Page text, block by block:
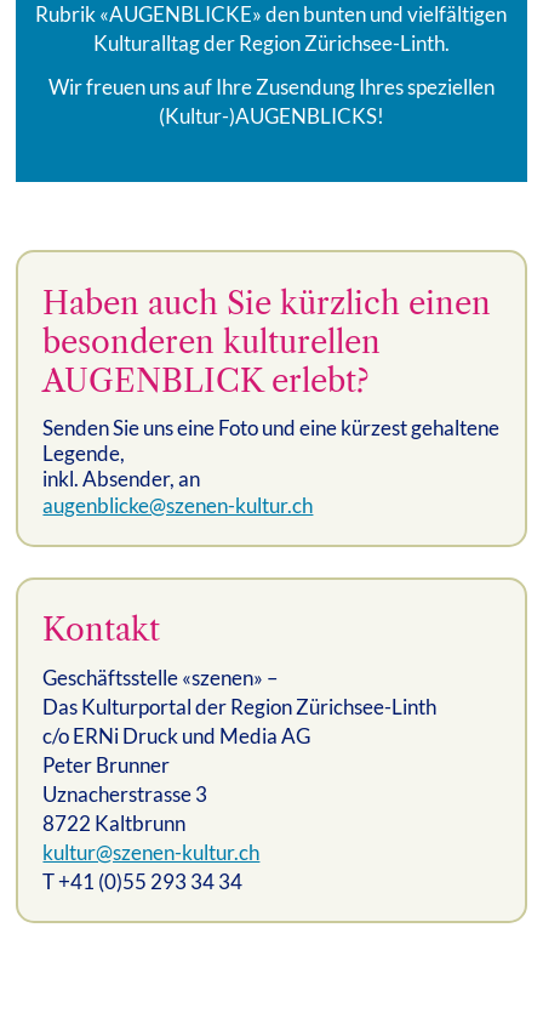
Rubrik «AUGENBLICKE» den bunten und vielfältigen
Kulturalltag der Region Zürichsee-Linth.
Wir freuen uns auf Ihre Zusendung Ihres speziellen
(Kultur-)AUGENBLICKS!
Haben auch Sie kürzlich einen
besonderen kulturellen
AUGENBLICK erlebt?
Senden Sie uns eine Foto und eine kürzest gehaltene
Legende,
inkl. Absender, an
augenblicke@szenen-kultur.ch
Kontakt
Geschäftsstelle «szenen» –
Das Kulturportal der Region Zürichsee-Linth
c/o ERNi Druck und Media AG
Peter Brunner
Uznacherstrasse 3
8722 Kaltbrunn
kultur@szenen-kultur.ch
T +41 (0)55 293 34 34